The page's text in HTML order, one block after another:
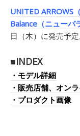
UNITED ARROWS
Balance（ニューバ
日（木）に発売予定
■INDEX
・モデル詳細
・販売店舗、オン
・プロダクト画像